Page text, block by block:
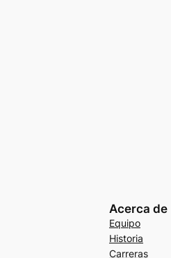
Acerca de
Equipo
Historia
Carreras